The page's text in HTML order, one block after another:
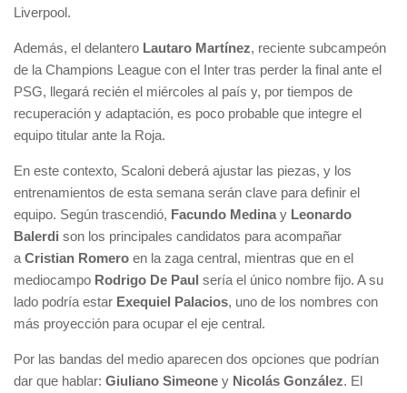
Liverpool.
Además, el delantero Lautaro Martínez, reciente subcampeón
de la Champions League con el Inter tras perder la final ante el
PSG, llegará recién el miércoles al país y, por tiempos de
recuperación y adaptación, es poco probable que integre el
equipo titular ante la Roja.
En este contexto, Scaloni deberá ajustar las piezas, y los
entrenamientos de esta semana serán clave para definir el
equipo. Según trascendió, Facundo Medina y Leonardo
Balerdi son los principales candidatos para acompañar
a Cristian Romero en la zaga central, mientras que en el
mediocampo Rodrigo De Paul sería el único nombre fijo. A su
lado podría estar Exequiel Palacios, uno de los nombres con
más proyección para ocupar el eje central.
Por las bandas del medio aparecen dos opciones que podrían
dar que hablar: Giuliano Simeone y Nicolás González. El